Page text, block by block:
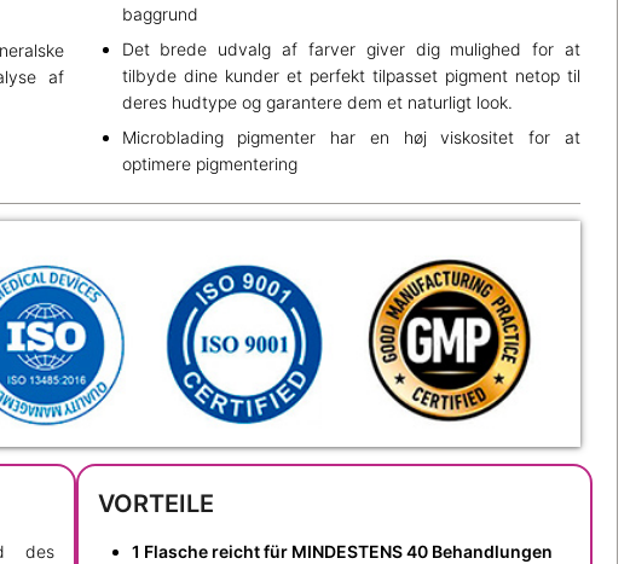
af
baggrund
Det brede udvalg af farver giver dig mulighed for at
tilbyde dine kunder et perfekt tilpasset pigment netop til
deres hudtype og garantere dem et naturligt look.
Microblading pigmenter har en høj viskositet for at
optimere pigmentering
des
VORTEILE
1 Flasche reicht für MINDESTENS 40 Behandlungen